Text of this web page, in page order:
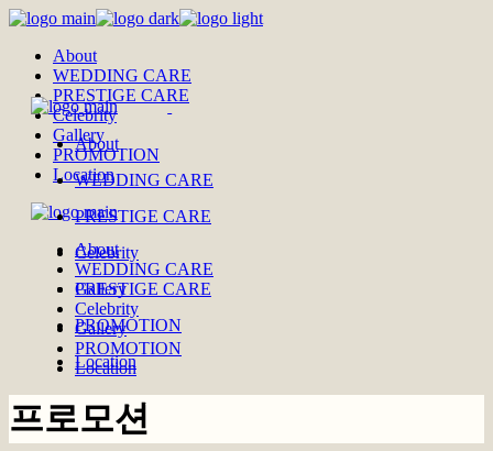
Skip
content
About
WEDDING CARE
PRESTIGE CARE
Celebrity
Gallery
PROMOTION
Location
About
WEDDING CARE
PRESTIGE CARE
Celebrity
Gallery
PROMOTION
Location
About
WEDDING CARE
PRESTIGE CARE
Celebrity
Gallery
PROMOTION
Location
프로모션